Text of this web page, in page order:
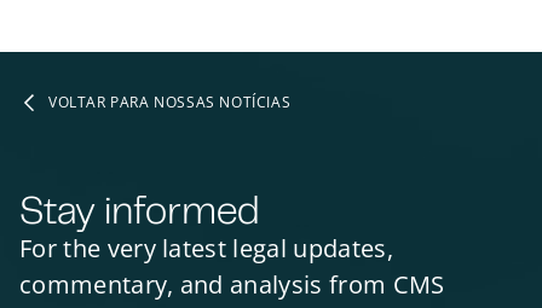
VOLTAR PARA NOSSAS NOTÍCIAS
Stay informed
For the very latest legal updates,
commentary, and analysis from CMS